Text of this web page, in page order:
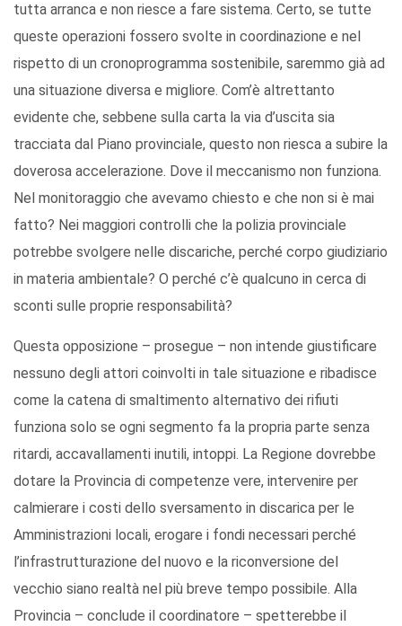
tutta arranca e non riesce a fare sistema. Certo, se tutte
queste operazioni fossero svolte in coordinazione e nel
rispetto di un cronoprogramma sostenibile, saremmo già ad
una situazione diversa e migliore. Com’è altrettanto
evidente che, sebbene sulla carta la via d’uscita sia
tracciata dal Piano provinciale, questo non riesca a subire la
doverosa accelerazione. Dove il meccanismo non funziona.
Nel monitoraggio che avevamo chiesto e che non si è mai
fatto? Nei maggiori controlli che la polizia provinciale
potrebbe svolgere nelle discariche, perché corpo giudiziario
in materia ambientale? O perché c’è qualcuno in cerca di
sconti sulle proprie responsabilità?
Questa opposizione – prosegue – non intende giustificare
nessuno degli attori coinvolti in tale situazione e ribadisce
come la catena di smaltimento alternativo dei rifiuti
funziona solo se ogni segmento fa la propria parte senza
ritardi, accavallamenti inutili, intoppi. La Regione dovrebbe
dotare la Provincia di competenze vere, intervenire per
calmierare i costi dello sversamento in discarica per le
Amministrazioni locali, erogare i fondi necessari perché
l’infrastrutturazione del nuovo e la riconversione del
vecchio siano realtà nel più breve tempo possibile. Alla
Provincia – conclude il coordinatore – spetterebbe il